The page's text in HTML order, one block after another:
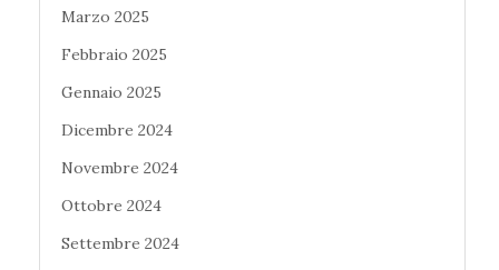
Marzo 2025
Febbraio 2025
Gennaio 2025
Dicembre 2024
Novembre 2024
Ottobre 2024
Settembre 2024